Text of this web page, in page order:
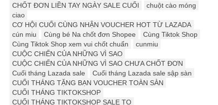
CHỐT ĐƠN LIỀN TAY NGÀY SALE CUỐI
chuột cào móng
ciao
CƠ HỘI CUỐI CÙNG NHẬN VOUCHER HOT TỪ LAZADA
cún miu
Cùng bé Na chốt đơn Shopee
Cùng Tiktok Shop
Cùng Tiktok Shop xem vui chốt chuẩn
cunmiu
CUỘC CHIẾN CỦA NHỮNG VÌ SAO
CUỘC CHIẾN CỦA NHỮNG VÌ SAO CHƯA CHỐT ĐƠN
Cuối tháng Lazada sale
Cuối tháng Lazada sale sập sàn
CUỐI THÁNG TẶNG BẠN VOUCHER TOÀN SÀN
CUỐI THÁNG TIKTOKSHOP
CUỐI THÁNG TIKTOKSHOP SALE TO